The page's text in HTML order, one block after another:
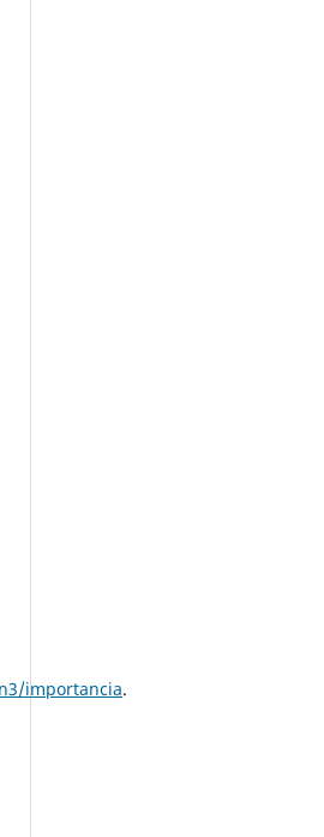
importancia.